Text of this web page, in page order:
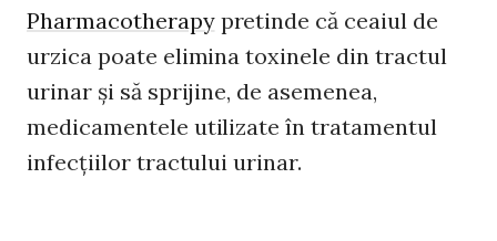
Pharmacotherapypretinde că ceaiul de
urzica poate elimina toxinele din tractul
urinar și să sprijine, de asemenea,
medicamentele utilizate în tratamentul
infecțiilor tractului urinar.